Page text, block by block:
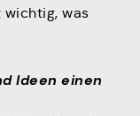
wichtig, was
Ideen einen